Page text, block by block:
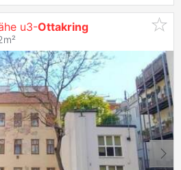
u3-Ottakring